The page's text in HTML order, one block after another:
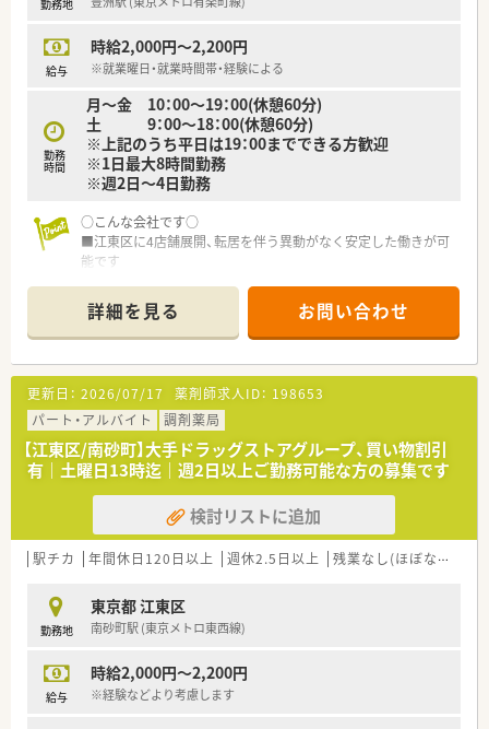
■都営新宿線・半蔵門線・都営大江戸線より徒歩圏内のアクセス
便利
■ワンオペなし、未経験×若年層の方も教えて頂けるようベテラ
ン薬剤師も在籍しております
勤務地
給与
時給2,000円～2,200円
※就業曜日・就業時間帯・経験による
勤務
時間
月～金 10：00～19：00(休憩60分)
土 9：00～18：00(休憩60分)
※上記のうち平日は19：00までできる方歓迎
※1日最大8時間勤務
※週2日～4日勤務
○こんな会社です○
■江東区に4店舗展開、転居を伴う異動がなく安定した働きが可
能です
の調整やいざというときも安心です
■ドクターや栄養士を招いた相談会を開催、地域の方との交流を
しています
■女性が多い職場で子育てにも理解がある会社。お休みなどは
「お互い様精神」があり、助け合いながら就業できます
詳細を見る お問い合わせ
更新日： 2026/07/17 薬剤師求人ID： 198653
パート・アルバイト
調剤薬局
【江東区/南砂町】大手ドラッグストアグループ、買い物割引
有｜土曜日13時迄｜週2日以上ご勤務可能な方の募集です
検討リストに追加
駅チカ 年間休日120日以上 週休2.5日以上 残業なし(ほぼなし含む)
勤務地
東京都 江東区
南砂町駅 (東京メトロ東西線)
給与
時給2,000円～2,200円
※経験などより考慮します